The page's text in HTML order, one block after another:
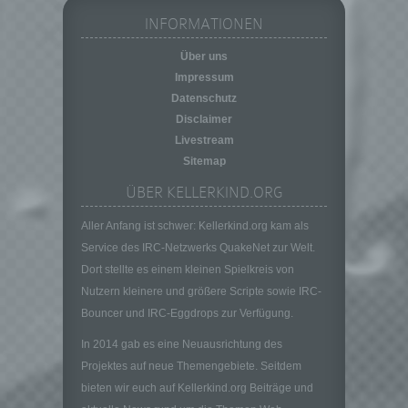
INFORMATIONEN
Über uns
Impressum
Datenschutz
Disclaimer
Livestream
Sitemap
ÜBER KELLERKIND.ORG
Aller Anfang ist schwer: Kellerkind.org kam als
Service des IRC-Netzwerks QuakeNet zur Welt.
Dort stellte es einem kleinen Spielkreis von
Nutzern kleinere und größere Scripte sowie IRC-
Bouncer und IRC-Eggdrops zur Verfügung.
In 2014 gab es eine Neuausrichtung des
Projektes auf neue Themengebiete. Seitdem
bieten wir euch auf Kellerkind.org Beiträge und
personenbezogener Daten in einer Weise,
auf welche die personenbezogenen Daten
ohne Hinzuziehung zusätzlicher
Informationen nicht mehr einer spezifischen
betroffenen Person zugeordnet werden
Informationen gesondert aufbewahrt werden
und technischen und organisatorischen
Maßnahmen unterliegen, die gewährleisten,
dass die personenbezogenen Daten nicht
einer identifizierten oder identifizierbaren
natürlichen Person zugewiesen werden.
g) Verantwortlicher oder für die Verarbeitung
Verantwortlicher oder für die Verarbeitung
juristische Person, Behörde, Einrichtung
oder andere Stelle, die allein oder
gemeinsam mit anderen über die Zwecke
und Mittel der Verarbeitung von
personenbezogenen Daten entscheidet.